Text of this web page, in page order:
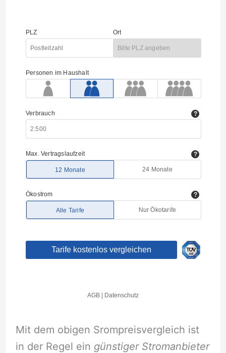
Mit dem obigen Srompreisvergleich ist
in der Regel ein günstiger Stromanbieter